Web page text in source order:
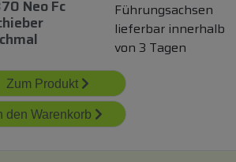
Neo Fc
Führungsachsen
lieferbar innerhalb
von 3 Tagen
Zum Produkt
den Warenkorb